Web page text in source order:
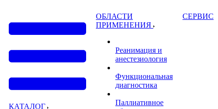
КАТАЛОГ
ОБЛАСТИ
ПРИМЕНЕНИЯ
Реанимация и
анестезиология
Функциональная
диагностика
Паллиативное
СЕРВИС